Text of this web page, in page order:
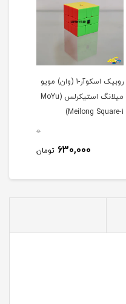
روبیک اسکوآر-1 (وان) مویو
میلانگ استیکرلس (MoYu
Meilong Square-1)
0
630,000 تومان